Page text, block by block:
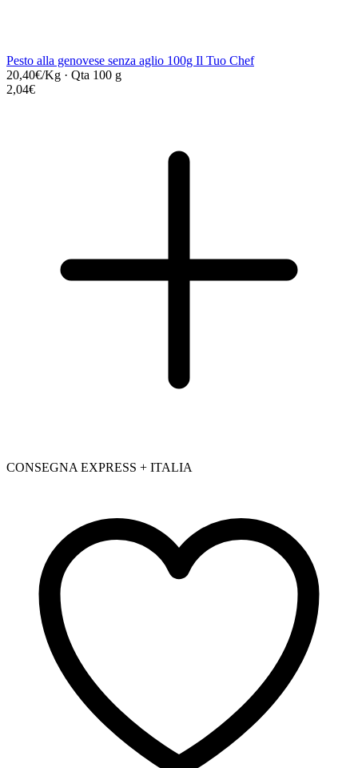
Pesto alla genovese senza aglio 100g Il Tuo Chef
20,40€/Kg · Qta 100 g
2,04€
CONSEGNA EXPRESS + ITALIA